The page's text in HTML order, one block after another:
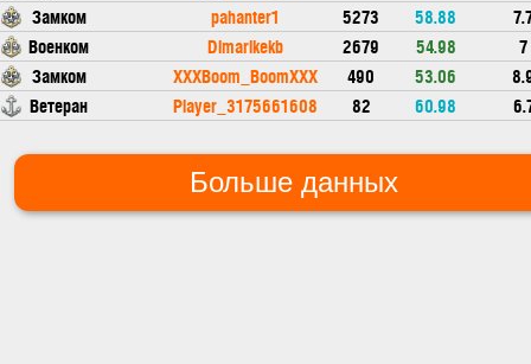
Замком
pahanter1 5273 58.88
Военком
Dimarikekb 2679 54.98
7
Замком
XXXBoom_BoomXXX 490 53.06
Ветеран
Player_3175661608 82 60.98
Больше данных